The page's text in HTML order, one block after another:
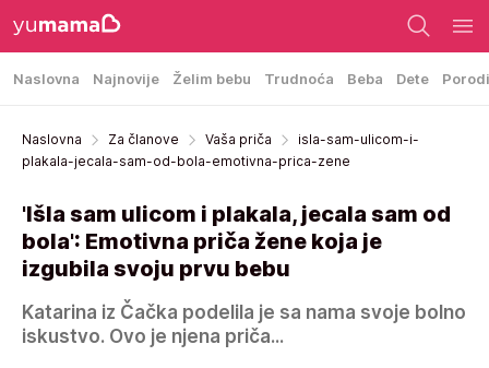
Naslovna Najnovije Želim bebu Trudnoća Beba Dete
Naslovna Za članove Vaša priča
isla-sam-ulicom-i-
plakala-jecala-sam-od-bola-emotivna-prica-zene
'Išla sam ulicom i plakala, jecala sam od
bola': Emotivna priča žene koja je
izgubila svoju prvu bebu
Katarina iz Čačka podelila je sa nama svoje bolno
iskustvo. Ovo je njena priča...